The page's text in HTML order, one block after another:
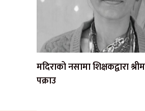
मदिराको नसामा शिक्षकद्वारा
पक्राउ